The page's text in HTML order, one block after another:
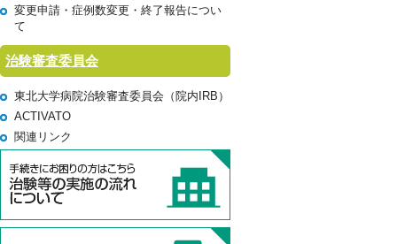
変更申請・症例数変更・終了報告につい
て
治験審査委員会
東北大学病院治験審査委員会（院内IRB）
ACTIVATO
関連リンク